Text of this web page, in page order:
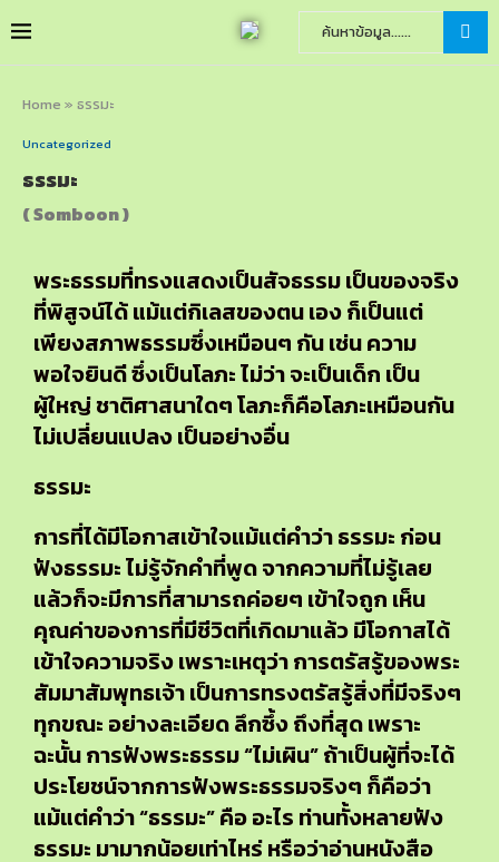
Home » ธรรมะ
Uncategorized
ธรรมะ
( Somboon )
พระธรรมที่ทรงแสดงเป็นสัจธรรม เป็นของจริง
ที่พิสูจน์ได้ แม้แต่กิเลสของตน เอง ก็เป็นแต่
เพียงสภาพธรรมซึ่งเหมือนๆ กัน เช่น ความ
พอใจยินดี ซึ่งเป็นโลภะ ไม่ว่า จะเป็นเด็ก เป็น
ผู้ใหญ่ ชาติศาสนาใดๆ โลภะก็คือโลภะเหมือนกัน
ไม่เปลี่ยนแปลง เป็นอย่างอื่น
ธรรมะ
การที่ได้มีโอกาสเข้าใจแม้แต่คำว่า ธรรมะ ก่อน
ฟังธรรมะ ไม่รู้จักคำที่พูด จากความที่ไม่รู้เลย
แล้วก็จะมีการที่สามารถค่อยๆ เข้าใจถูก เห็น
คุณค่าของการที่มีชีวิตที่เกิดมาแล้ว มีโอกาสได้
เข้าใจความจริง เพราะเหตุว่า การตรัสรู้ของพระ
สัมมาสัมพุทธเจ้า เป็นการทรงตรัสรู้สิ่งที่มีจริงๆ
ทุกขณะ อย่างละเอียด ลึกซึ้ง ถึงที่สุด เพราะ
ฉะนั้น การฟังพระธรรม “ไม่เผิน” ถ้าเป็นผู้ที่จะได้
ประโยชน์จากการฟังพระธรรมจริงๆ ก็คือว่า
แม้แต่คำว่า “ธรรมะ” คือ อะไร ท่านทั้งหลายฟัง
ธรรมะ มามากน้อยเท่าไหร่ หรือว่าอ่านหนังสือ